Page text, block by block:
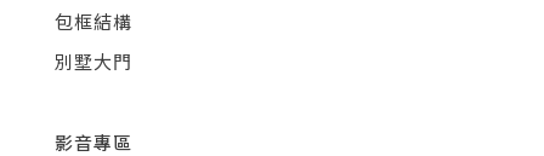
包框結構
別墅大門
影音專區